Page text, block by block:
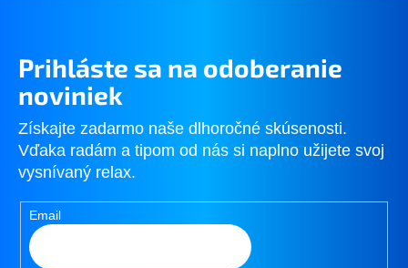
Prihláste sa na odoberanie
noviniek
Získajte zadarmo naše dlhoročné skúsenosti.
Vďaka radám a tipom od nás si naplno užijete svoj
vysnívaný relax.
Email